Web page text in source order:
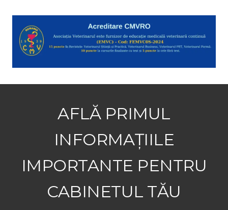
AFLĂ PRIMUL
INFORMAȚIILE
IMPORTANTE PENTRU
CABINETUL TĂU